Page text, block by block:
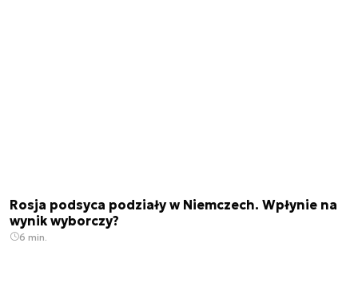
Rosja podsyca podziały w Niemczech. Wpłynie na
wynik wyborczy?
6 min.